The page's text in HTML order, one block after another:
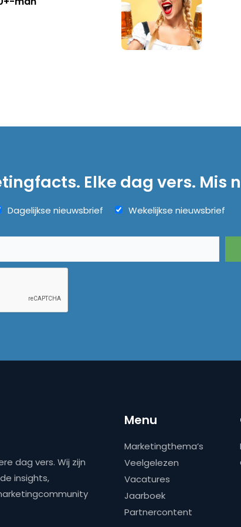
Elke dag vers. Mis
Dagelijkse nieuwsbrief Wekelijkse nieuwsbrief
dag vers. Wij zijn
insights,
Menu
Marketingthema’s
Veelgelezen
Vacatures
Jaarboek
Partnercontent